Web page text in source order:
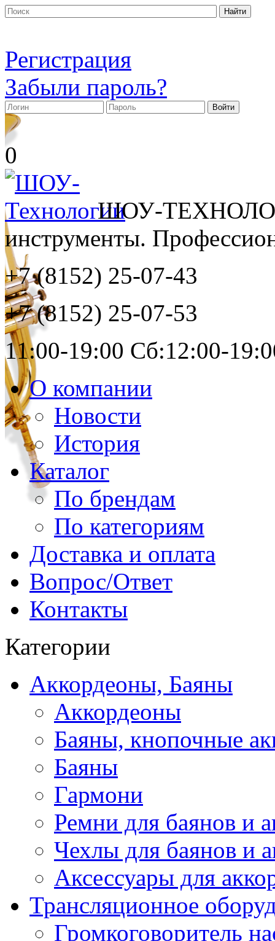
Регистрация
Забыли пароль?
0
ШОУ-
инструменты.
+7 (8152) 25-07-43
+7 (8152) 25-07-53
11:00-19:00 Сб:12:00-
О компании
Новости
История
Каталог
По брендам
По категориям
Доставка и оплата
Вопрос/Ответ
Контакты
Категории
Аккордеоны, Баяны
Аккордеоны
Баяны, кнопочные
Баяны
Гармони
Ремни для баянов и
Чехлы для баянов и
Аксессуары для
Трансляционное
Громкоговоритель